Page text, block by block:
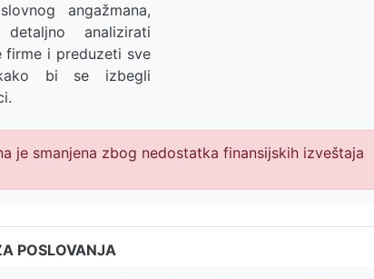
angažmana,
analizirati
firme i preduzeti sve
bi se izbegli
je smanjena zbog nedostatka finansijskih izveštaja
POSLOVANJA